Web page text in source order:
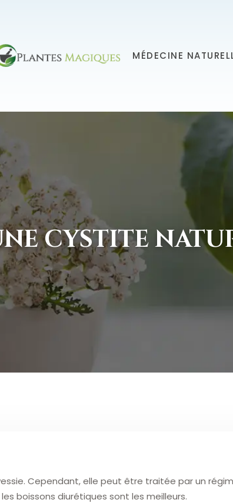
MÉDECINE
CYSTITE
Cependant, elle peut être traitée par un
boissons diurétiques sont les meilleurs.